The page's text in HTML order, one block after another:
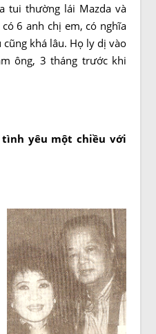
tui thường lái Mazda và
6 anh chị em, có nghĩa
khá lâu. Họ ly dị vào
ông, 3 tháng trước khi
tình yêu một chiều với